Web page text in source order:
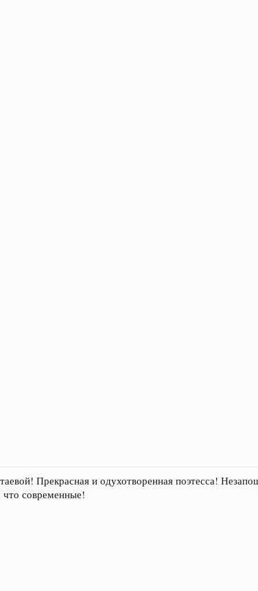
Прекрасная и одухотворенная поэтесса!
современные!